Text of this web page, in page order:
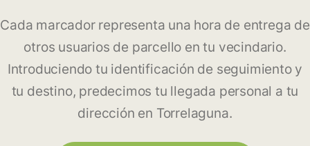
Cada marcador representa una hora de entrega de
otros usuarios de parcello en tu vecindario.
Introduciendo tu identificación de seguimiento y
tu destino, predecimos tu llegada personal a tu
dirección en Torrelaguna.